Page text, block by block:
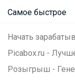
Самое быстрое
Начать
Picabox.ru -
Розыгрыш -